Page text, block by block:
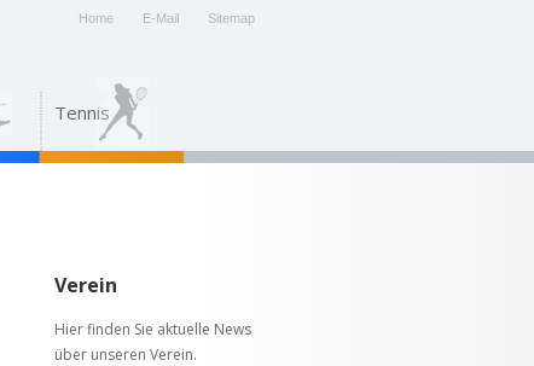
Home E-Mail Sitemap
Tennis
Verein
Hier finden Sie aktuelle News
über unseren Verein.